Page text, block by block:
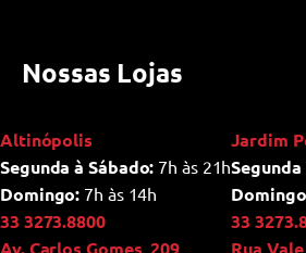
Nossas Lojas
Altinópolis
Segunda à Sábado: 7h às 21h
Domingo: 7h às 14h
33 3273.8800
Av. Carlos Gomes, 209
Jardim
33
Rua